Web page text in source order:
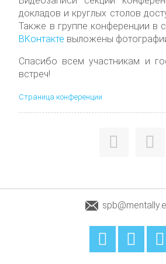
докладов и круглых столов
Также в группе конференции в
ВКонтакте выложены
Спасибо всем участникам и
встреч!
Страница конференции